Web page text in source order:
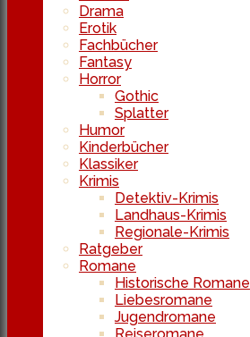
Drama
Erotik
Fachbücher
Fantasy
Horror
Gothic
Splatter
Humor
Kinderbücher
Klassiker
Krimis
Detektiv-Krimis
Landhaus-Krimis
Regionale-Krimis
Ratgeber
Romane
Historische Romane
Liebesromane
Jugendromane